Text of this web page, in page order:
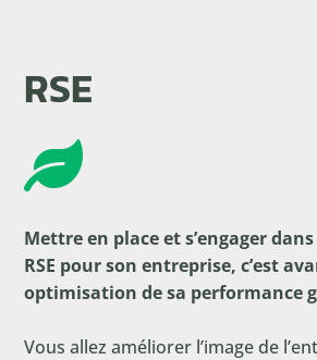
RSE

Mettre en place et s’engager
RSE pour son entreprise, c’est
optimisation de sa performance
Vous allez améliorer l’image de